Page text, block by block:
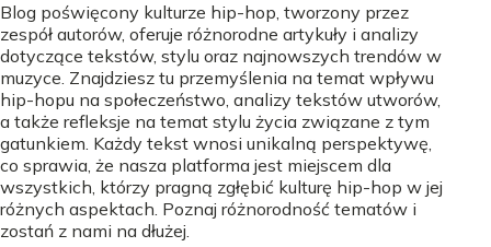
Blog poświęcony kulturze hip-hop, tworzony przez
zespół autorów, oferuje różnorodne artykuły i analizy
dotyczące tekstów, stylu oraz najnowszych trendów w
muzyce. Znajdziesz tu przemyślenia na temat wpływu
hip-hopu na społeczeństwo, analizy tekstów utworów,
a także refleksje na temat stylu życia związane z tym
gatunkiem. Każdy tekst wnosi unikalną perspektywę,
co sprawia, że nasza platforma jest miejscem dla
wszystkich, którzy pragną zgłębić kulturę hip-hop w jej
różnych aspektach. Poznaj różnorodność tematów i
zostań z nami na dłużej.